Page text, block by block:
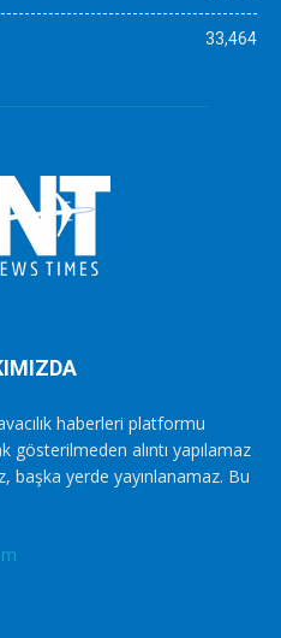
33,464
haberleri platformu
alıntı yapılamaz
başka yerde yayınlanamaz. Bu